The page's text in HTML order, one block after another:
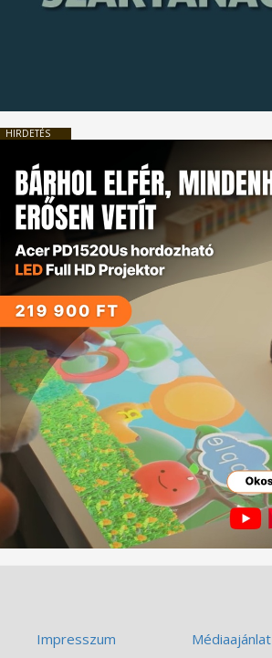
HIRDETÉS
Impresszum Médiaajánlat